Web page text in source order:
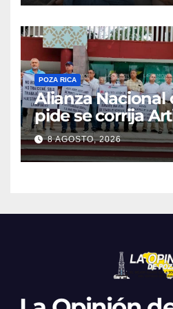
POZA RICA
Alianza Nacional
pide se corrija
8 AGOSTO, 2026